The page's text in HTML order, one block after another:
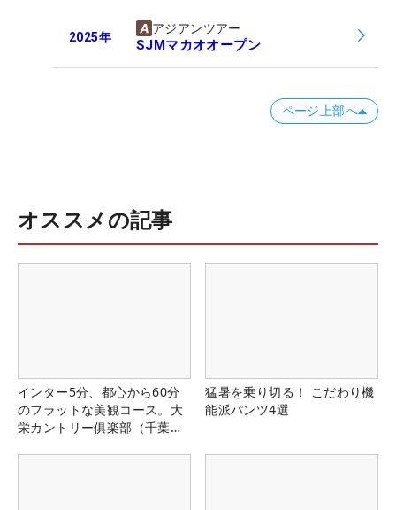
2025年
アジアンツアー
SJMマカオオープン
ページ上部へ
オススメの記事
インター5分、都心から60分
のフラットな美観コース。大
栄カントリー俱楽部（千葉
猛暑を乗り切る！ こだわり機
能派パンツ4選